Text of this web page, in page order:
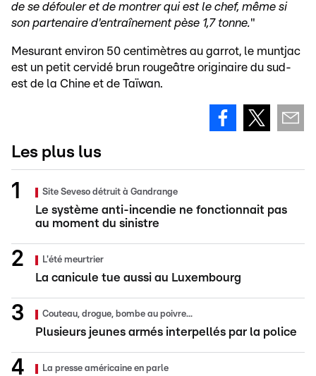
de se défouler et de montrer qui est le chef, même si
son partenaire d'entraînement pèse 1,7 tonne."
Mesurant environ 50 centimètres au garrot, le muntjac
est un petit cervidé brun rougeâtre originaire du sud-
est de la Chine et de Taïwan.
Les plus lus
Site Seveso détruit à Gandrange
Le système anti-incendie ne fonctionnait pas
au moment du sinistre
L'été meurtrier
La canicule tue aussi au Luxembourg
Couteau, drogue, bombe au poivre...
Plusieurs jeunes armés interpellés par la police
La presse américaine en parle